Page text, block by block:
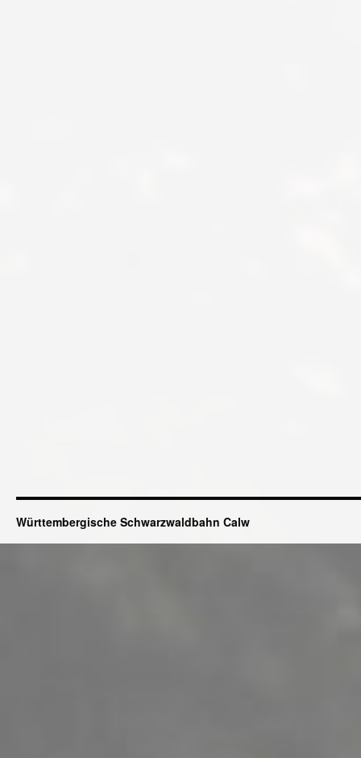
Württembergische Schwarzwaldbahn Calw